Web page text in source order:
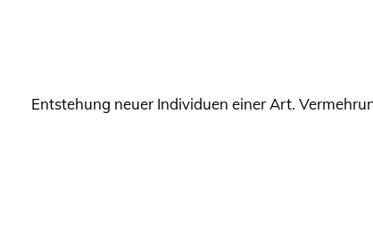
Entstehung neuer Individuen einer Art.